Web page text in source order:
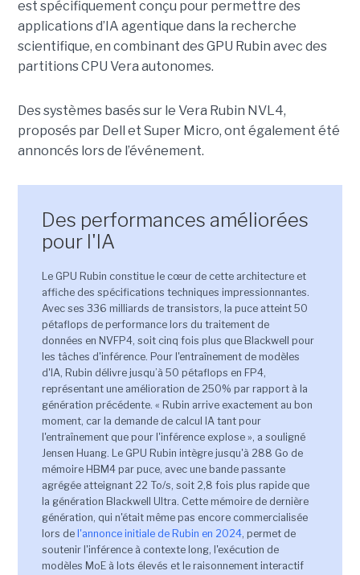
est spécifiquement conçu pour permettre des
applications d’IA agentique dans la recherche
scientifique, en combinant des GPU Rubin avec des
partitions CPU Vera autonomes.
Des systèmes basés sur le Vera Rubin NVL4,
proposés par Dell et Super Micro, ont également été
annoncés lors de l’événement.
Des performances améliorées
pour l'IA
Le GPU Rubin constitue le cœur de cette architecture et
affiche des spécifications techniques impressionnantes.
Avec ses 336 milliards de transistors, la puce atteint 50
pétaflops de performance lors du traitement de
données en NVFP4, soit cinq fois plus que Blackwell pour
les tâches d'inférence. Pour l'entraînement de modèles
d'IA, Rubin délivre jusqu’à 50 pétaflops en FP4,
représentant une amélioration de 250% par rapport à la
génération précédente. « Rubin arrive exactement au bon
moment, car la demande de calcul IA tant pour
l'entraînement que pour l'inférence explose », a souligné
Jensen Huang. Le GPU Rubin intègre jusqu'à 288 Go de
mémoire HBM4 par puce, avec une bande passante
agrégée atteignant 22 To/s, soit 2,8 fois plus rapide que
la génération Blackwell Ultra. Cette mémoire de dernière
génération, qui n'était même pas encore commercialisée
lors del'annonce initiale de Rubin en 2024, permet de
soutenir l'inférence à contexte long, l'exécution de
modèles MoE à lots élevés et le raisonnement interactif